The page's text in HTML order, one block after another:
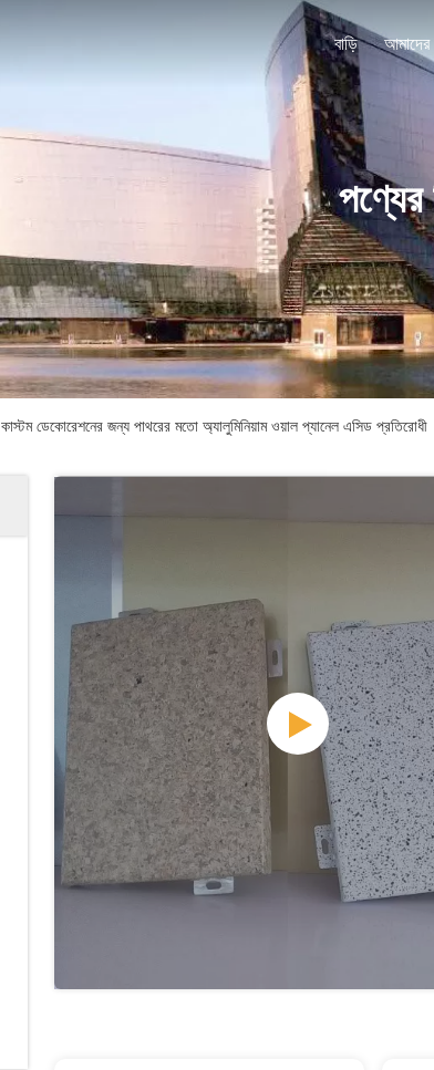
বাড়ি আমাদের
পণ্যের
কাস্টম ডেকোরেশনের জন্য পাথরের মতো অ্যালুমিনিয়াম ওয়াল প্যানেল এসিড প্রতিরোধী